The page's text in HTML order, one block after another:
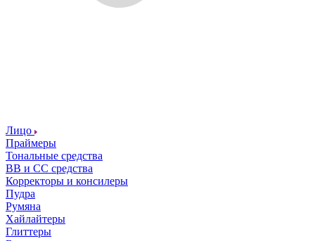
Лицо
Праймеры
Тональные средства
ВВ и СС средства
Корректоры и консилеры
Пудра
Румяна
Хайлайтеры
Глиттеры